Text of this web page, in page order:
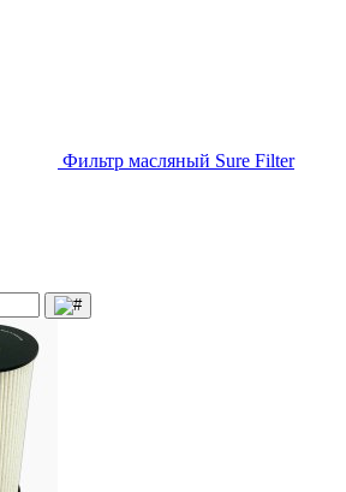
Фильтр масляный Sure Filter